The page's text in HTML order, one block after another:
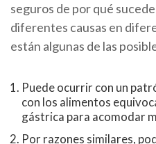
seguros de por qué
diferentes causas en
están algunas de las
Puede ocurrir con un
con los alimentos
gástrica para acomodar
Por razones similares,